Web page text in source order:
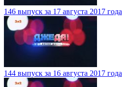
146 выпуск за 17 августа 2017 года
144 выпуск за 16 августа 2017 года